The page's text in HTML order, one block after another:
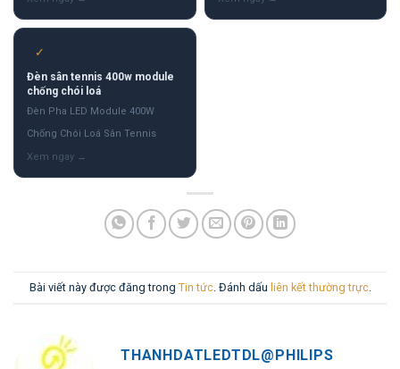
✓
Đèn sân tennis 400w module
chống chói loá
Đèn Pha LED Module 400W
Chống Chói Loá Sân Tennis
Bài viết này được đăng trong Tin tức. Đánh dấu liên kết thường trực.
THANHDATLEDTDL@PHILIPS